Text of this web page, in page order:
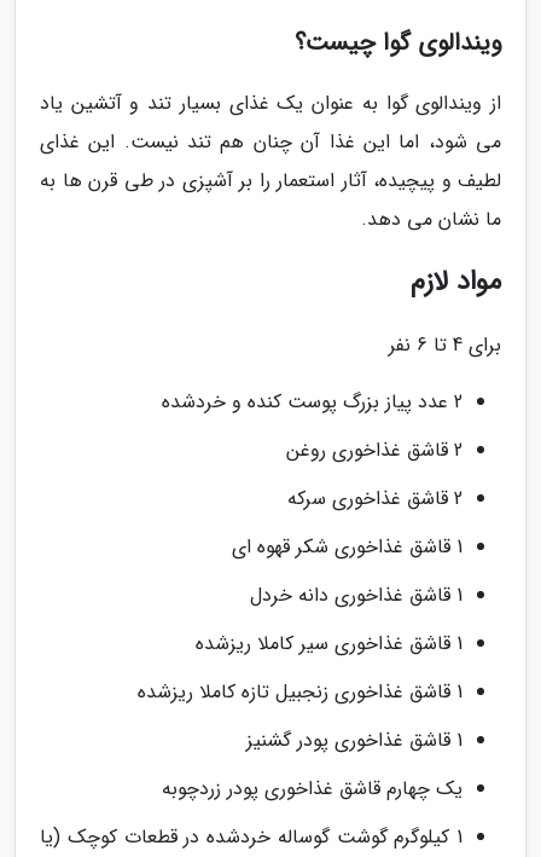
ویندالوی گوا چیست؟
از ویندالوی گوا به عنوان یک غذای بسیار تند و آتشین یاد
می شود، اما این غذا آن چنان هم تند نیست. این غذای
لطیف و پیچیده، آثار استعمار را بر آشپزی در طی قرن ها به
ما نشان می دهد.
مواد لازم
برای 4 تا 6 نفر
2 عدد پیاز بزرگ پوست کنده و خردشده
2 قاشق غذاخوری روغن
2 قاشق غذاخوری سرکه
1 قاشق غذاخوری شکر قهوه ای
1 قاشق غذاخوری دانه خردل
1 قاشق غذاخوری سیر کاملا ریزشده
1 قاشق غذاخوری زنجبیل تازه کاملا ریزشده
1 قاشق غذاخوری پودر گشنیز
یک چهارم قاشق غذاخوری پودر زردچوبه
1 کیلوگرم گوشت گوساله خردشده در قطعات کوچک (یا